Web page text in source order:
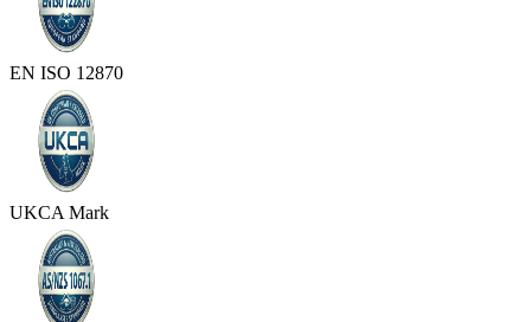
EN ISO 12870
UKCA Mark